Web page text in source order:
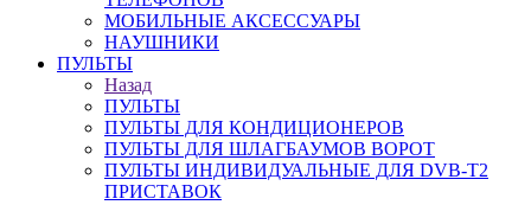
МОБИЛЬНЫЕ АКСЕССУАРЫ
НАУШНИКИ
ПУЛЬТЫ
Назад
ПУЛЬТЫ
ПУЛЬТЫ ДЛЯ КОНДИЦИОНЕРОВ
ПУЛЬТЫ ДЛЯ ШЛАГБАУМОВ ВОРОТ
ПУЛЬТЫ ИНДИВИДУАЛЬНЫЕ ДЛЯ DVB-T2
ПРИСТАВОК